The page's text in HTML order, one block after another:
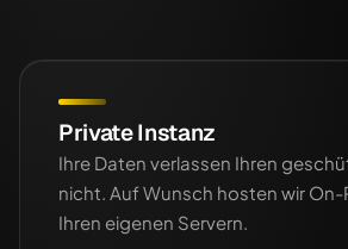
Private Instanz
Ihre Daten verlassen Ihren
nicht. Auf Wunsch hosten wir
Ihren eigenen Servern.